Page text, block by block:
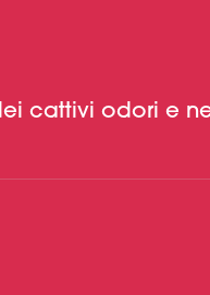
cattivi odori e